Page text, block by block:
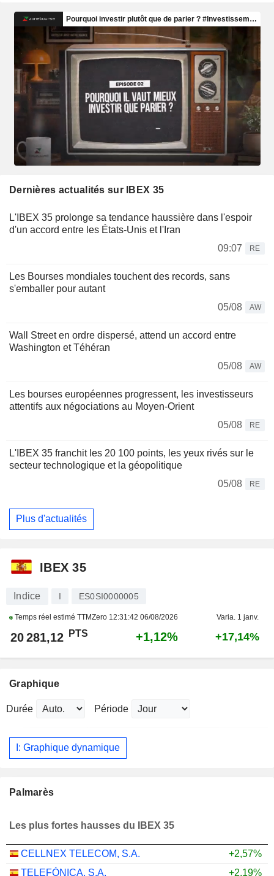
Dernières actualités sur IBEX 35
L'IBEX 35 prolonge sa tendance haussière dans l'espoir
d'un accord entre les États-Unis et l'Iran
09:07
RE
Les Bourses mondiales touchent des records, sans
s'emballer pour autant
05/08
AW
Wall Street en ordre dispersé, attend un accord entre
Washington et Téhéran
05/08
AW
Les bourses européennes progressent, les investisseurs
attentifs aux négociations au Moyen-Orient
05/08
RE
L'IBEX 35 franchit les 20 100 points, les yeux rivés sur le
secteur technologique et la géopolitique
05/08
RE
Plus d'actualités
IBEX 35
Indice I ES0SI0000005
Temps réel estimé TTMZero 12:31:42 06/08/2026 Varia. 1 janv.
20 281,12 PTS +1,12% +17,14%
Graphique
Durée Période
I: Graphique dynamique
Palmarès
Les plus fortes hausses du IBEX 35
CELLNEX TELECOM, S.A.
+2,57%
TELEFÓNICA, S.A.
+2,19%